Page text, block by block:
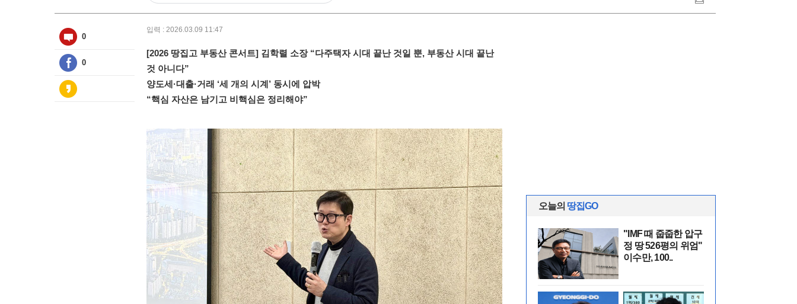
0
0
입력 : 2026.03.09 11:47
[2026 땅집고 부동산 콘서트] 김학렬 소장 “다주택자 시대 끝난 것일 뿐, 부동산 시대 끝난
것 아니다”
양도세·대출·거래 ‘세 개의 시계’ 동시에 압박
“핵심 자산은 남기고 비핵심은 정리해야”
오늘의 땅집GO
"IMF 때 줍줍한 압구
정 땅 526평의 위엄"
이수만, 100..